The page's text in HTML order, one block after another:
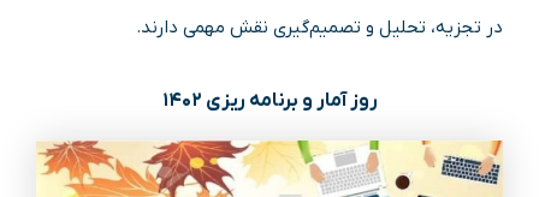
در تجزیه، تحلیل و تصمیم‌گیری نقش مهمی دارند.
روز آمار و برنامه ریزی ۱۴۰۲